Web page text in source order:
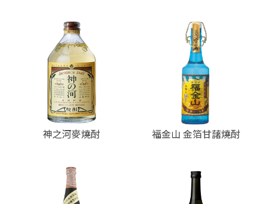
神之河麥燒酎 福金山 金箔甘藷燒酎